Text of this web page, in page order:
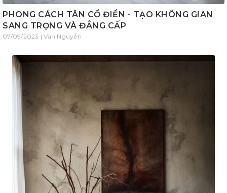
PHONG CÁCH TÂN CỔ ĐIỂN - TẠO KHÔNG GIAN
SANG TRỌNG VÀ ĐẲNG CẤP
07/09/2023 | Vân Nguyễn